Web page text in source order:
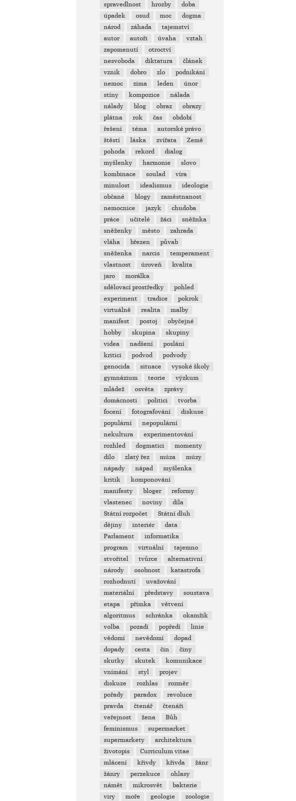
spravedlnost
hrozby
doba
úpadek
osud moc
dogma
národ
záhada
tajemství
autor
autoři úvaha
vztah
zapomenutí
otroctví
nesvoboda
diktatura
článek
vznik
dobro zlo
podnikání
nemoc
zima leden
únor
stíny
kompozice
nálada
nálady
blog obraz
obrazy
plátna
rok čas
období
řešení
téma
autorské právo
štěstí
láska zvířata
Země
pohoda
rekord
dialog
myšlenky
harmonie
slovo
kombinace
soulad
víra
minulost
idealismus
ideologie
občané
blogy
zaměstnanost
nemocnice
jazyk
chudoba
práce
učitelé žáci
sněžnka
sněženky
město
zahrada
vláha
březen
půvab
sněženka
narcis
temperament
vlastnost
úroveň
kvalita
jaro
morálka
sdělovací prostředky
pohled
experiment
tradice
pokrok
virtuálně
realita
malby
manifest
postoj
obyčejné
hobby
skupina
skupiny
videa
nadšení
poslání
kritici
podvod
podvody
genocida
situace
vysoké školy
gymnázium
teorie
výzkum
mládež
osvěta
zprávy
domácnosti
politici
tvorba
focení
fotografování
diskuse
populární
nepopulární
nekultura
experimentování
rozhled
dogmatici
momenty
dílo
zlatý řez múza
múzy
nápady
nápad
myšlenka
kritik
komponování
manifesty
bloger
reformy
vlastenec
noviny
díla
Státní rozpočet
Státní dluh
dějiny
interiér
data
Parlament
informatika
program
virtuální
tajemno
stvořitel
tvůrce
alternativní
národy
osobnost
katastrofa
rozhodnutí
uvažování
materiální
představy
soustava
etapa
přímka
větvení
algoritmus
schránka
okamžik
volba
pozadí popředí
linie
vědomí
nevědomí
dopad
dopady
cesta čin
činy
skutky
skutek
komunikace
vnímání
styl
projev
diskuze
rozhlas
rozměr
pořady
paradox
revoluce
pravda
čtenář
čtenáři
veřejnost
žena
Bůh
feminismus
supermarket
supermarkety
architektura
životopis
Curriculum vitae
mlácení
křivdy křivda
žánr
žánry
perzekuce
ohlasy
námět
mikrosvět
bakterie
viry
moře geologie zoologie